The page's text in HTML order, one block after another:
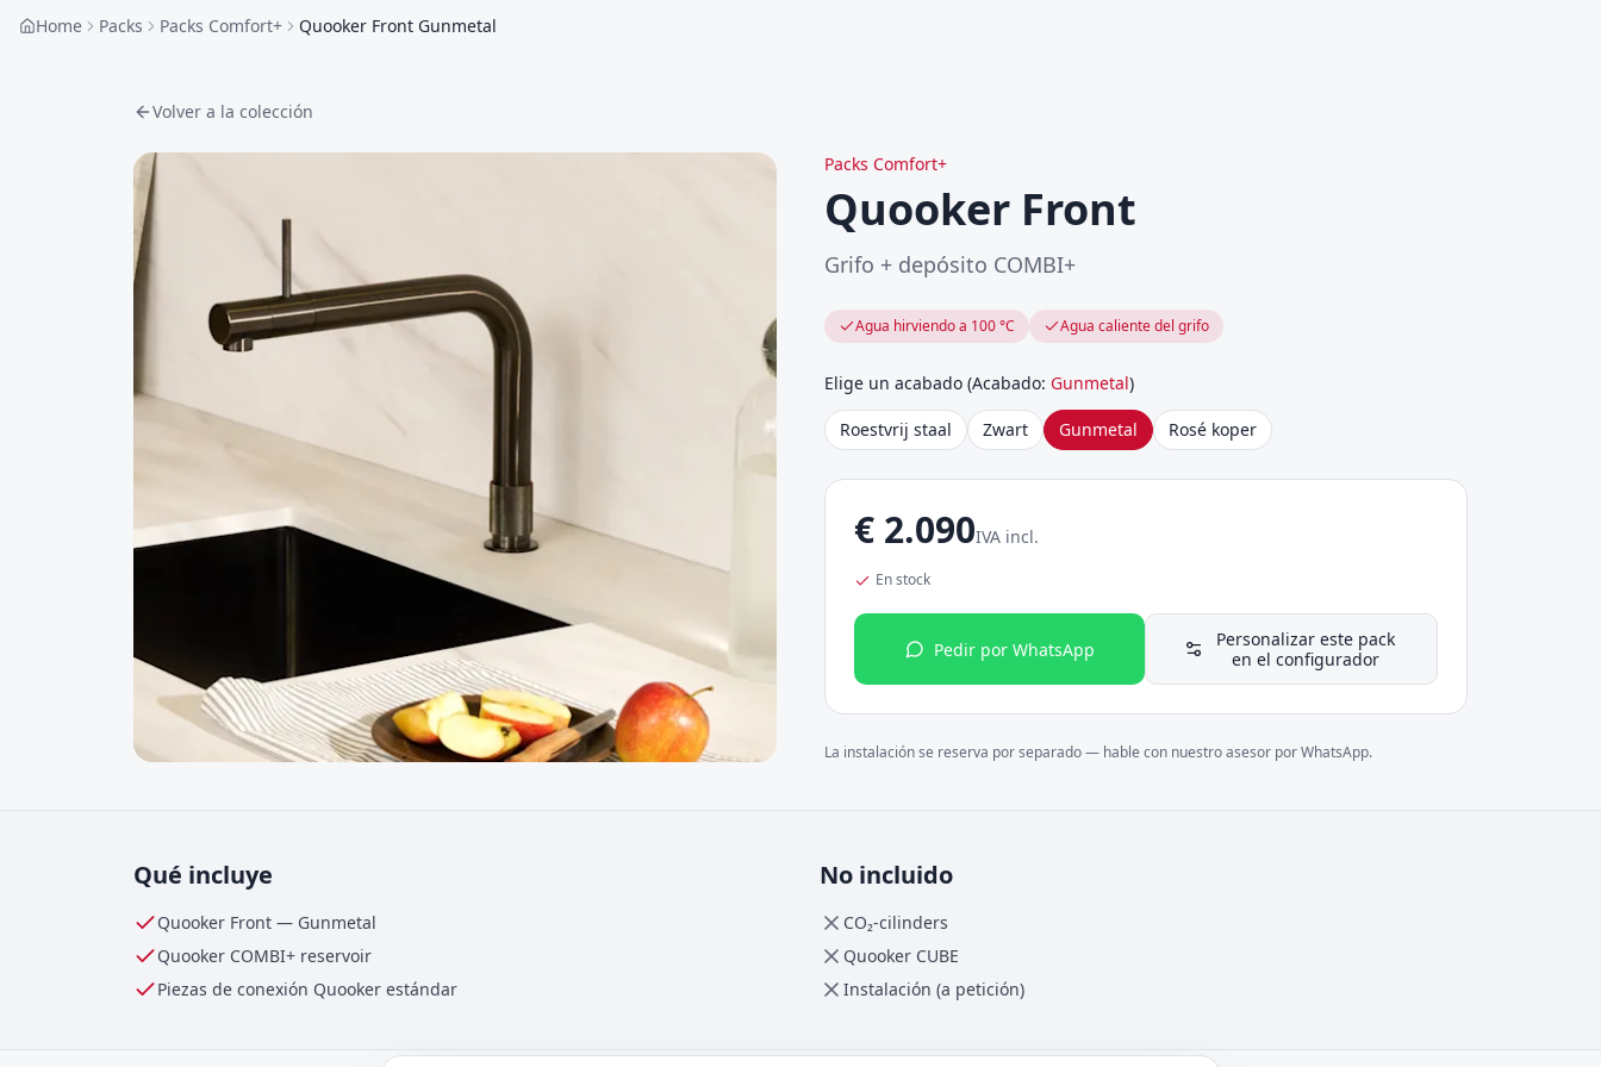
Home Packs Packs Comfort+ Quooker Front Gunmetal
Volver a la colección
Packs Comfort+
Quooker Front
Grifo + depósito COMBI+
Agua hirviendo a 100 °C Agua caliente del grifo
Elige un acabado (Acabado: Gunmetal)
Roestvrij staal Zwart Gunmetal Rosé koper
€ 2.090IVA incl.
En stock
Pedir por WhatsApp
Personalizar este pack
en el configurador
La instalación se reserva por separado — hable con nuestro asesor por WhatsApp.
Qué incluye
Quooker Front — Gunmetal
Quooker COMBI+ reservoir
Piezas de conexión Quooker estándar
No incluido
CO₂-cilinders
Quooker CUBE
Instalación (a petición)